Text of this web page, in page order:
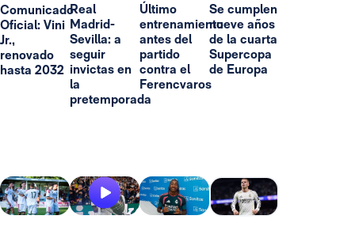
Comunicado
Oficial: Vini
Jr.,
renovado
hasta 2032
Real
Madrid-
Sevilla: a
seguir
invictas en
la
pretemporada
Último
entrenamiento
antes del
partido
contra el
Ferencvaros
Se cumplen
nueve años
de la cuarta
Supercopa
de Europa